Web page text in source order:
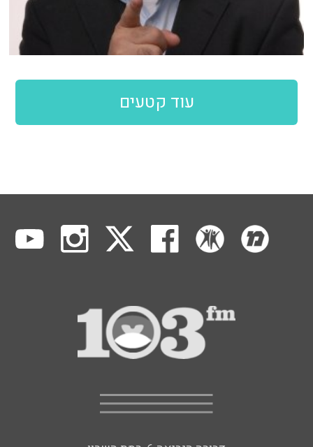
עוד קטעים